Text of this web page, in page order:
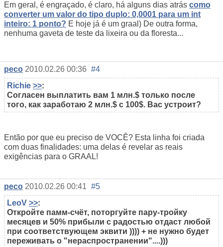
Em geral, é engraçado, é claro, há alguns dias atrás como
converter um valor do tipo duplo: 0,0001 para um int
inteiro: 1 ponto? E hoje já é um graal) De outra forma,
nenhuma gaveta de teste da lixeira ou da floresta...
peco 2010.02.26 00:36 #4
Richie >>:
Согласен выплатить вам 1 млн.$ только после
того, как заработаю 2 млн.$ с 100$. Вас устроит?
Então por que eu preciso de VOCÊ? Esta linha foi criada
com duas finalidades: uma delas é revelar as reais
exigências para o GRAAL!
peco 2010.02.26 00:41 #5
LeoV >>:
Откройте памм-счёт, поторгуйте пару-тройку
месяцев и 50% прибыли с радостью отдаст любой
при соответствующем эквити )))) + не нужно будет
переживать о "нераспространении"....)))